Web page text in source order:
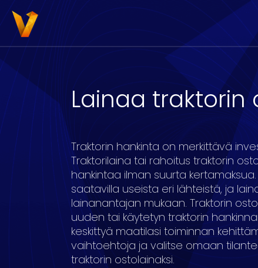
Lainaa traktorin
Traktorin hankinta on merkittävä
Traktorilaina tai rahoitus traktorin
hankintaa ilman suurta
saatavilla useista eri lähteistä, ja
lainanantajan mukaan. Traktorin
uuden tai käytetyn traktorin
keskittyä maatilasi toiminnan
vaihtoehtoja ja valitse omaan
traktorin ostolainaksi.
3000 4000
17 18 19 20